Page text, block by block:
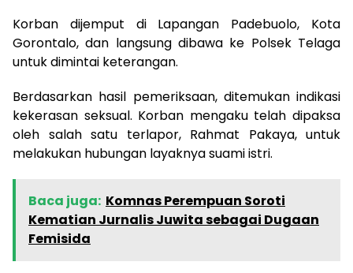
Korban dijemput di Lapangan Padebuolo, Kota
Gorontalo, dan langsung dibawa ke Polsek Telaga
untuk dimintai keterangan.
Berdasarkan hasil pemeriksaan, ditemukan indikasi
kekerasan seksual. Korban mengaku telah dipaksa
oleh salah satu terlapor, Rahmat Pakaya, untuk
melakukan hubungan layaknya suami istri.
Baca juga: Komnas Perempuan Soroti
Kematian Jurnalis Juwita sebagai Dugaan
Femisida